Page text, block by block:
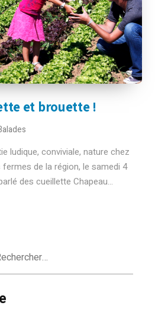
et brouette !
ludique, conviviale, nature chez
de la région, le samedi 4
des cueillette Chapeau...